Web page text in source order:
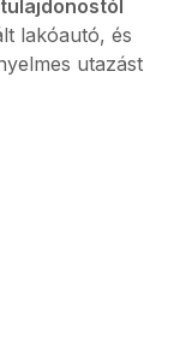
lakóautó, és
utazást